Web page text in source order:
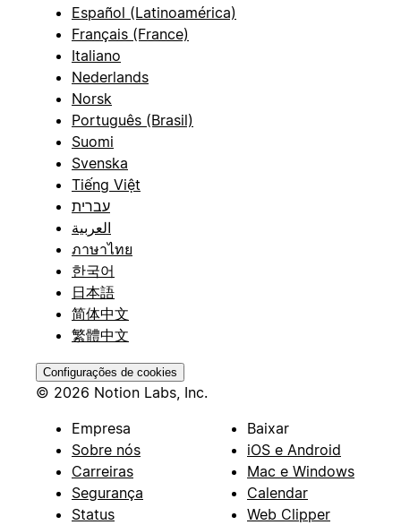
Español (Latinoamérica)
Français (France)
Italiano
Nederlands
Norsk
Português (Brasil)
Suomi
Svenska
Tiếng Việt
עברית
العربية
ภาษาไทย
한국어
日本語
简体中文
繁體中文
Configurações de cookies
© 2026 Notion Labs, Inc.
Empresa
Sobre nós
Carreiras
Segurança
Status
Baixar
iOS e Android
Mac e Windows
Calendar
Web Clipper